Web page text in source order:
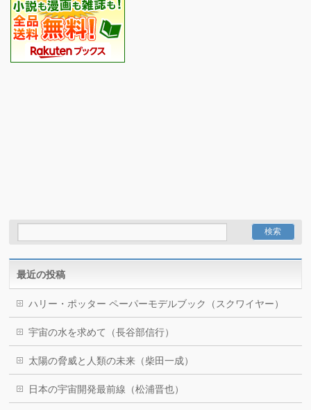
最近の投稿
ハリー・ポッター ペーパーモデルブック（スクワイヤー）
宇宙の水を求めて（長谷部信行）
太陽の脅威と人類の未来（柴田一成）
日本の宇宙開発最前線（松浦晋也）